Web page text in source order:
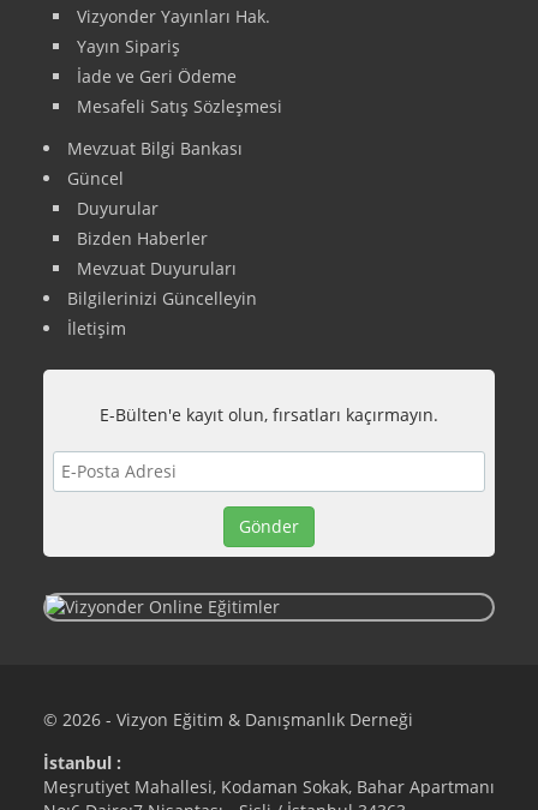
Vizyonder Yayınları Hak.
Yayın Sipariş
İade ve Geri Ödeme
Mesafeli Satış Sözleşmesi
Mevzuat Bilgi Bankası
Güncel
Duyurular
Bizden Haberler
Mevzuat Duyuruları
Bilgilerinizi Güncelleyin
İletişim
E-Bülten'e kayıt olun, fırsatları kaçırmayın.
© 2026 - Vizyon Eğitim & Danışmanlık Derneği
İstanbul :
Meşrutiyet Mahallesi, Kodaman Sokak, Bahar Apartmanı